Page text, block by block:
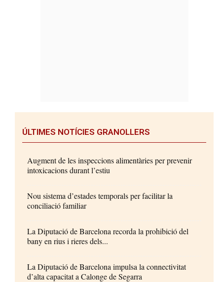
ÚLTIMES NOTÍCIES GRANOLLERS
Augment de les inspeccions alimentàries per prevenir
intoxicacions durant l’estiu
Nou sistema d’estades temporals per facilitar la
conciliació familiar
La Diputació de Barcelona recorda la prohibició del
bany en rius i rieres dels...
La Diputació de Barcelona impulsa la connectivitat
d’alta capacitat a Calonge de Segarra